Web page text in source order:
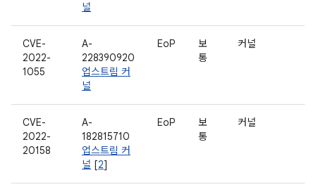
널
CVE-
2022-
1055
A-
228390920
업스트림 커
널
EoP
보
통
커널
CVE-
2022-
20158
A-
182815710
업스트림 커
널 [2]
EoP
보
통
커널